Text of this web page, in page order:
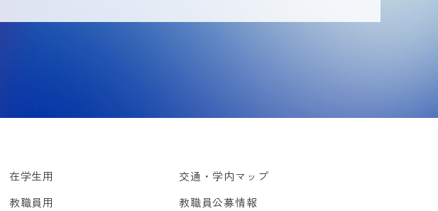
在学生用
教職員用
交通・学内マップ
教職員公募情報